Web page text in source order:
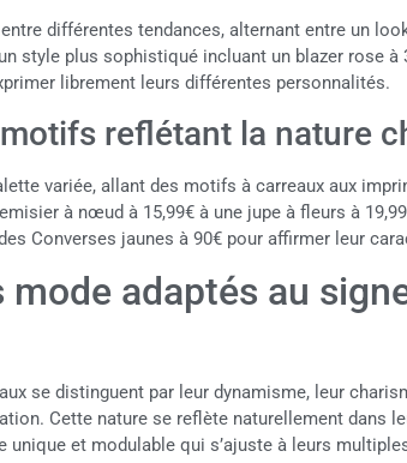
différentes tendances, alternant entre un
style plus sophistiqué incluant un blazer rose à
librement leurs différentes personnalités.
reflétant la nature
variée, allant des motifs à carreaux aux
à nœud à 15,99€ à une jupe à fleurs à
Converses jaunes à 90€ pour affirmer leur
mode adaptés au
se distinguent par leur dynamisme, leur
Cette nature se reflète naturellement dans
unique et modulable qui s’ajuste à leurs